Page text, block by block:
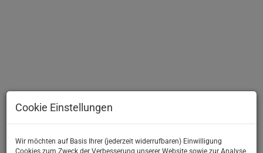
Cookie Einstellungen
Wir möchten auf Basis Ihrer (jederzeit widerrufbaren) Einwilligung
Cookies zum Zweck der Verbesserung unserer Website sowie zur Analyse